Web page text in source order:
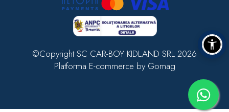
©Copyright SC CAR-BOY KIDLAND SRL 2026
Platforma E-commerce by Gomag